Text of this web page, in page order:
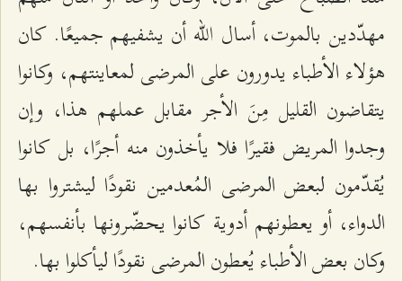
مهدّدين بالموت، أسال الله أن يشفيهم جميعًا. كان
هؤلاء الأطباء يدورون على المرضى لمعاينتهم، وكانوا
يتقاضون القليل مِنَ الأجر مقابل عملهم هذا، وإن
وجدوا المريض فقيرًا فلا يأخذون منه أجرًا، بل كانوا
يُقدّمون لبعض المرضى المُعدمين نقودًا ليشتروا بها
الدواء، أو يعطونهم أدوية كانوا يحضّرونها بأنفسهم،
وكان بعض الأطباء يُعطون المرضى نقودًا ليأكلوا بها.